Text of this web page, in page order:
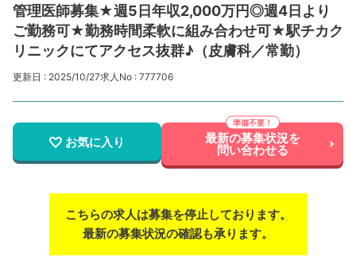
管理医師募集★週5日年収2,000万円◎週4日より
ご勤務可★勤務時間柔軟に組み合わせ可★駅チカク
リニックにてアクセス抜群♪（皮膚科／常勤）
更新日 : 2025/10/27求人No : 777706
お気に入り 最新の募集状況を
問い合わせる
こちらの求人は募集を停止しております。
最新の募集状況の確認も承ります。